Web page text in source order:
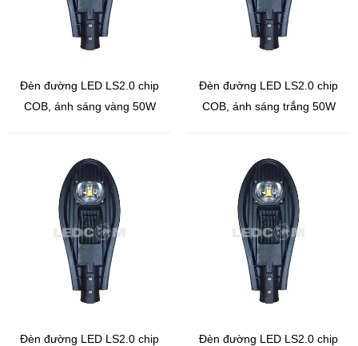
Đèn đường LED LS2.0 chip
COB, ánh sáng vàng 50W
Đèn đường LED LS2.0 chip
COB, ánh sáng trắng 50W
Đèn đường LED LS2.0 chip
Đèn đường LED LS2.0 chip